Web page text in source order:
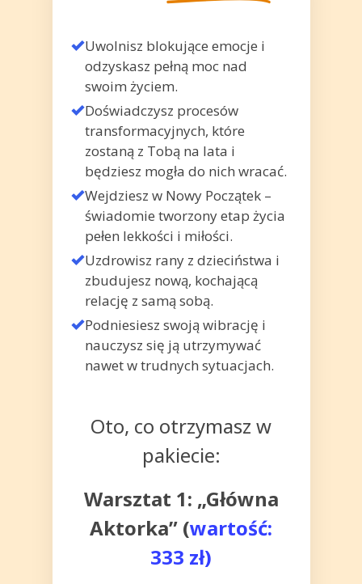
Uwolnisz blokujące emocje i
odzyskasz pełną moc nad
swoim życiem.
Doświadczysz procesów
transformacyjnych, które
zostaną z Tobą na lata i
będziesz mogła do nich wracać.
Wejdziesz w Nowy Początek –
świadomie tworzony etap życia
pełen lekkości i miłości.
Uzdrowisz rany z dzieciństwa i
zbudujesz nową, kochającą
relację z samą sobą.
Podniesiesz swoją wibrację i
nauczysz się ją utrzymywać
nawet w trudnych sytuacjach.
Oto, co otrzymasz w
pakiecie:
Warsztat 1: „Główna
Aktorka” (wartość:
333 zł)